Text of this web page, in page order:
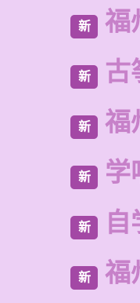
新 福
新 古
新 福
新 学
新
新 福